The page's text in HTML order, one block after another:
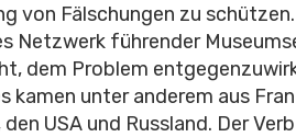
von Fälschungen zu
Netzwerk führender
dem Problem
kamen unter anderem aus
USA und Russland. Der